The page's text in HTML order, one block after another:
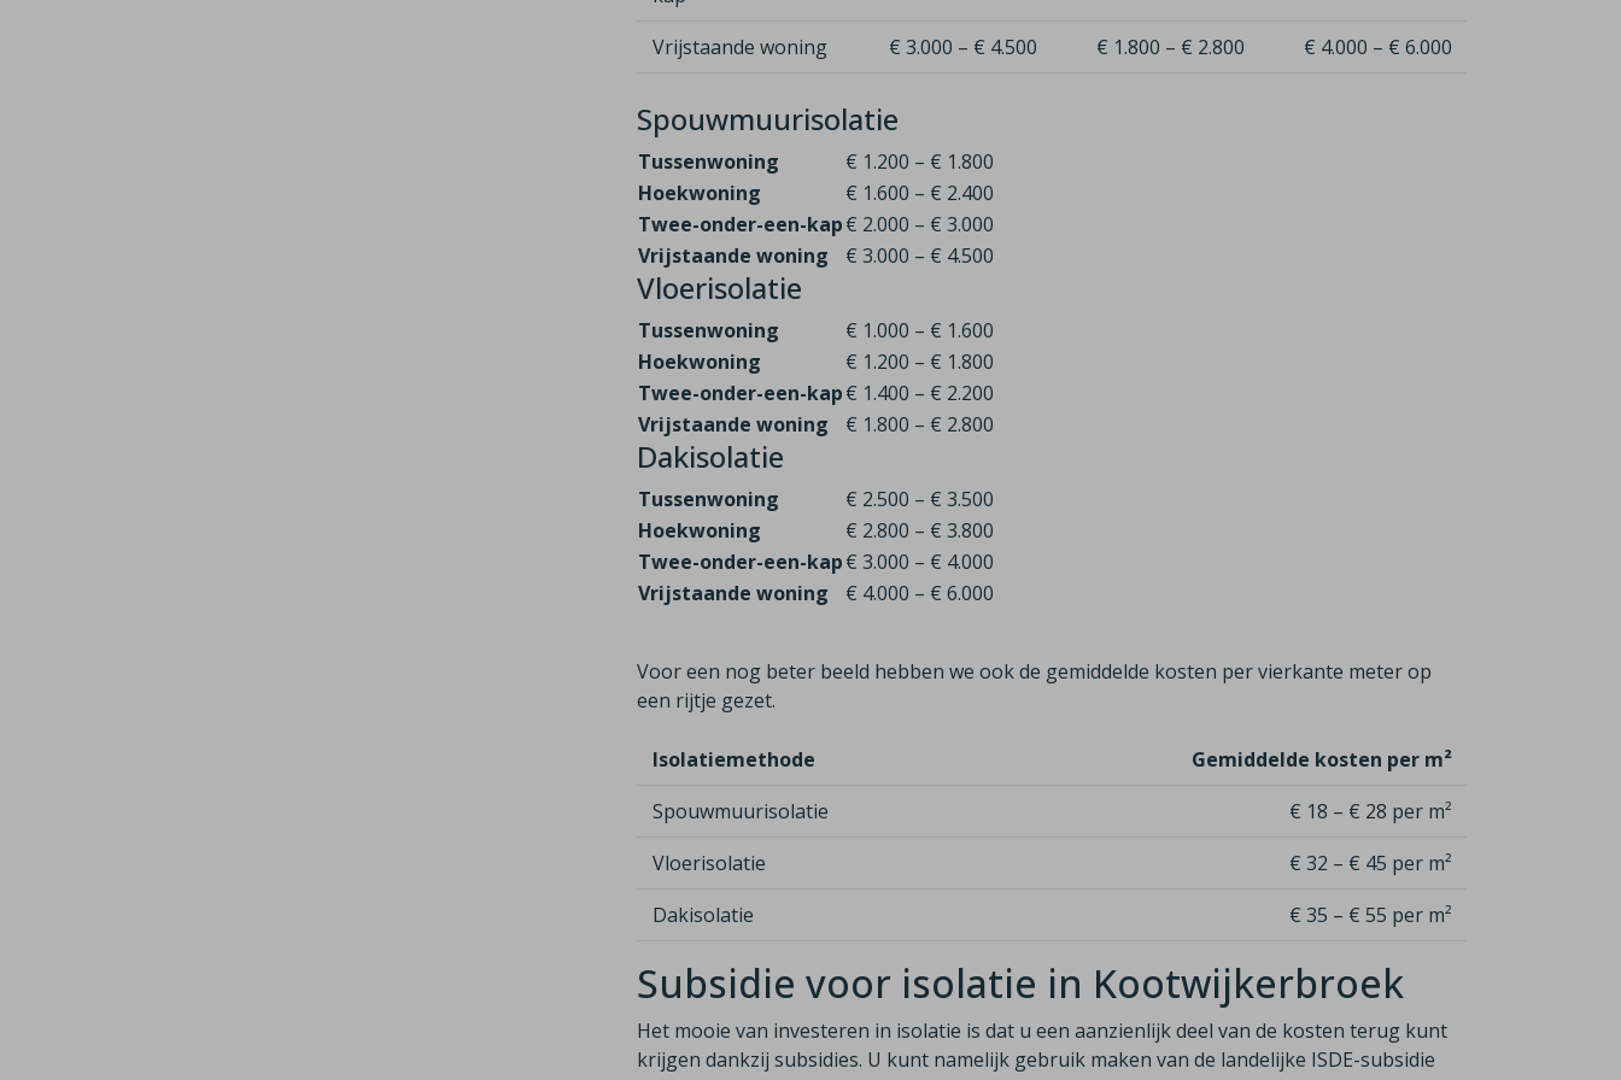
Vrijstaande woning € 3.000 – € 4.500 € 1.800 – € 2.800 € 4.000 – € 6.000
Spouwmuurisolatie
Tussenwoning
€ 1.200 – € 1.800
Hoekwoning
€ 1.600 – € 2.400
Twee-onder-een-kap€ 2.000 – € 3.000
Vrijstaande woning
€ 3.000 – € 4.500
Vloerisolatie
Tussenwoning
€ 1.000 – € 1.600
Hoekwoning
€ 1.200 – € 1.800
Twee-onder-een-kap€ 1.400 – € 2.200
Vrijstaande woning
€ 1.800 – € 2.800
Dakisolatie
Tussenwoning
€ 2.500 – € 3.500
Hoekwoning
€ 2.800 – € 3.800
Twee-onder-een-kap€ 3.000 – € 4.000
Vrijstaande woning
€ 4.000 – € 6.000
Voor een nog beter beeld hebben we ook de gemiddelde kosten per vierkante meter op
een rijtje gezet.
Isolatiemethode
Gemiddelde kosten per m²
Spouwmuurisolatie
€ 18 – € 28 per m²
Vloerisolatie
€ 32 – € 45 per m²
Dakisolatie
€ 35 – € 55 per m²
Subsidie voor isolatie in Kootwijkerbroek
Het mooie van investeren in isolatie is dat u een aanzienlijk deel van de kosten terug kunt
krijgen dankzij subsidies. U kunt namelijk gebruik maken vande landelijke ISDE-subsidie